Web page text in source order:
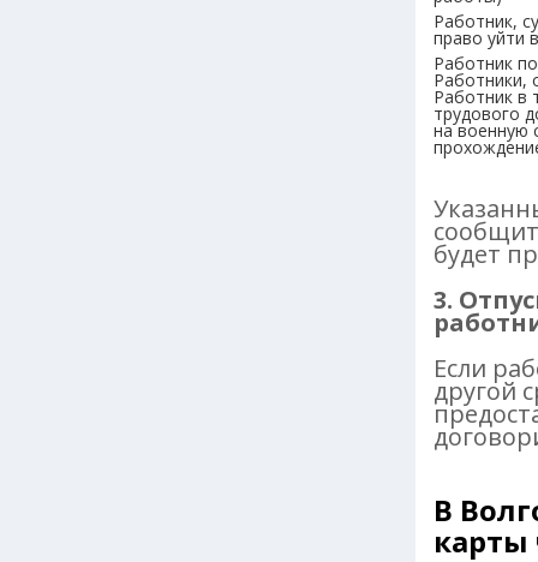
Работник,
право уйти
Работник
Работники,
Работник в
трудового
на военную
будет
3.
Если
другой
В
карты